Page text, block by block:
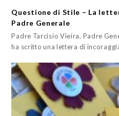
Questione di Stile – La
Padre Generale
Padre Tarcisio Vieira, Padre
ha scritto una lettera di